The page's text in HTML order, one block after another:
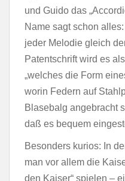
und Guido das
Name sagt schon
jeder Melodie gleich
Patentschrift wird es
„welches die Form
worin Federn auf
Blasebalg angebracht
daß es bequem
Besonders kurios: In
man vor allem die
den Kaiser“ spielen –